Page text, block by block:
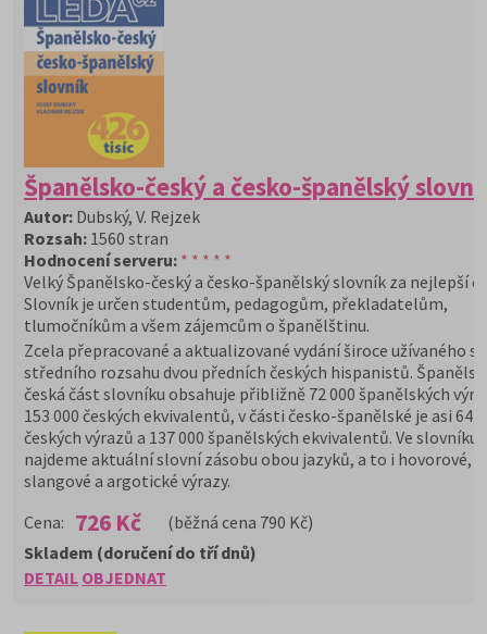
Španělsko-český a česko-španělský
Autor: Dubský, V. Rejzek
Rozsah: 1560 stran
Hodnocení serveru: * * * * *
Velký Španělsko-český a česko-španělský slovník za nejlepší
Slovník je určen studentům, pedagogům, překladatelům,
tlumočníkům a všem zájemcům o španělštinu.
Zcela přepracované a aktualizované vydání široce užívaného
středního rozsahu dvou předních českých hispanistů.
česká část slovníku obsahuje přibližně 72 000 španělských
153 000 českých ekvivalentů, v části česko-španělské je asi 64
českých výrazů a 137 000 španělských ekvivalentů. Ve slovníku
najdeme aktuální slovní zásobu obou jazyků, a to i hovorové,
slangové a argotické výrazy.
Cena: 726 Kč (běžná cena 790 Kč)
DETAIL OBJEDNAT
Skladem (doručení do tří dnů)